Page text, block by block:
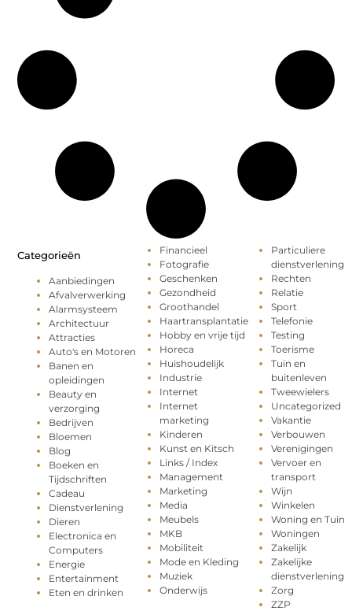
Categorieën
Aanbiedingen
Afvalverwerking
Alarmsysteem
Architectuur
Attracties
Auto's en Motoren
Banen en
opleidingen
Beauty en
verzorging
Bedrijven
Bloemen
Blog
Boeken en
Tijdschriften
Cadeau
Dienstverlening
Dieren
Electronica en
Computers
Energie
Entertainment
Eten en drinken
Financieel
Fotografie
Geschenken
Gezondheid
Groothandel
Haartransplantatie
Hobby en vrije tijd
Horeca
Huishoudelijk
Industrie
Internet
Internet
marketing
Kinderen
Kunst en Kitsch
Links / Index
Management
Marketing
Media
Meubels
MKB
Mobiliteit
Mode en Kleding
Muziek
Onderwijs
Particuliere
dienstverlening
Rechten
Relatie
Sport
Telefonie
Testing
Toerisme
Tuin en
buitenleven
Tweewielers
Uncategorized
Vakantie
Verbouwen
Verenigingen
Vervoer en
transport
Wijn
Winkelen
Woning en Tuin
Woningen
Zakelijk
Zakelijke
dienstverlening
Zorg
ZZP